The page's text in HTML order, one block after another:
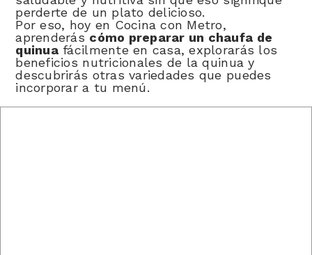
perderte de un plato delicioso.
Por eso, hoy en Cocina con Metro,
aprenderáscómo preparar un chaufa de
quinuafácilmente en casa, explorarás los
beneficios nutricionales de la quinua y
descubrirás otras variedades que puedes
incorporar a tu menú.